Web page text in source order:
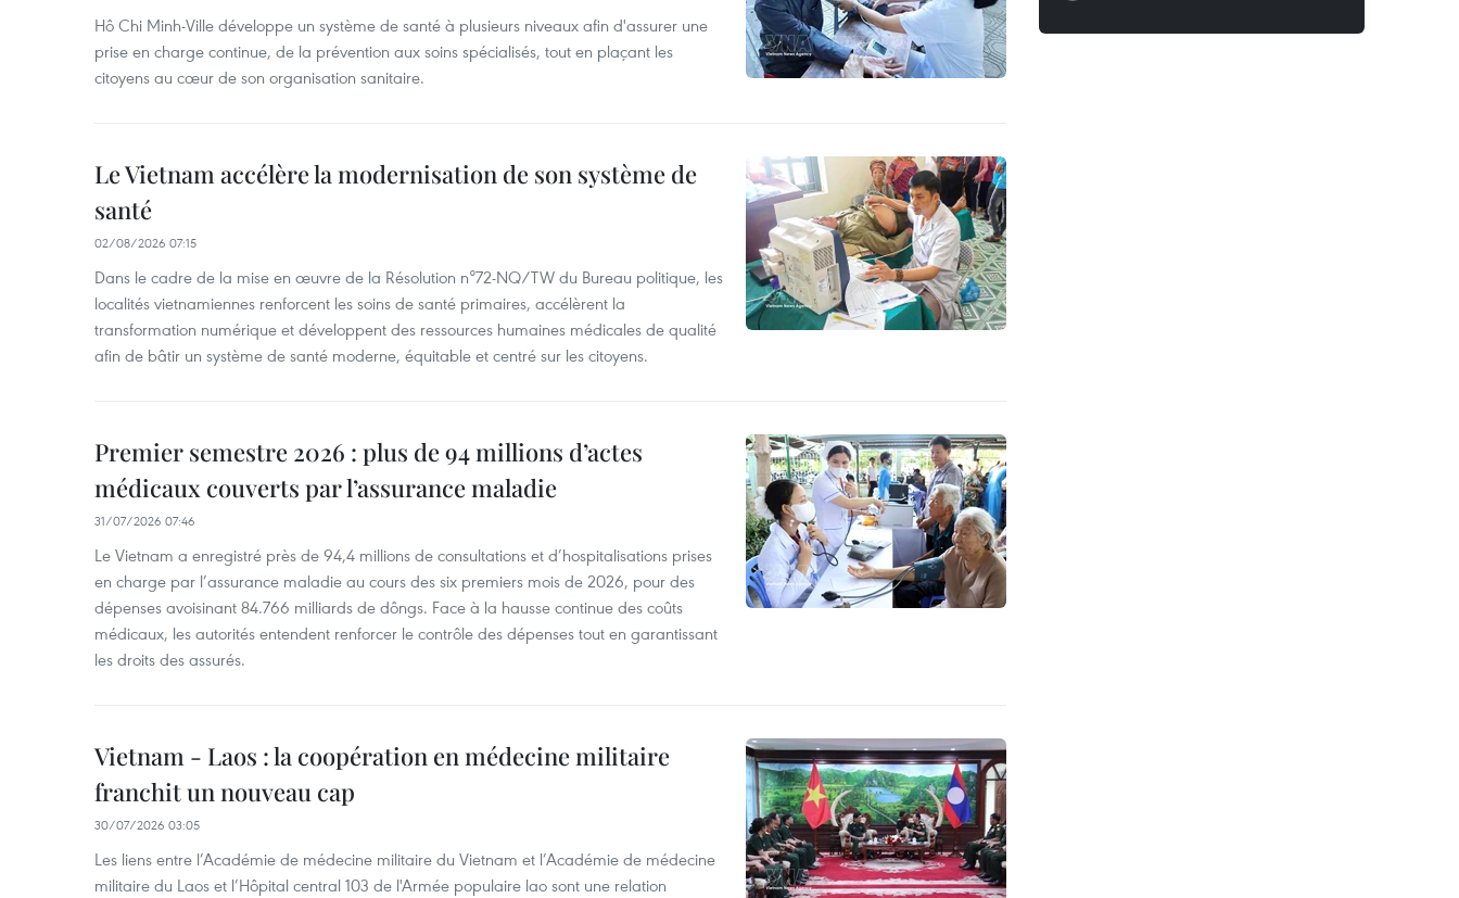
Hô Chi Minh-Ville développe un système de santé à plusieurs niveaux afin d'assurer une
prise en charge continue, de la prévention aux soins spécialisés, tout en plaçant les
citoyens au cœur de son organisation sanitaire.
Le Vietnam accélère la modernisation de son système de
santé
02/08/2026 07:15
Dans le cadre de la mise en œuvre de la Résolution n°72-NQ/TW du Bureau politique, les
localités vietnamiennes renforcent les soins de santé primaires, accélèrent la
transformation numérique et développent des ressources humaines médicales de qualité
afin de bâtir un système de santé moderne, équitable et centré sur les citoyens.
Premier semestre 2026 : plus de 94 millions d’actes
médicaux couverts par l’assurance maladie
31/07/2026 07:46
Le Vietnam a enregistré près de 94,4 millions de consultations et d’hospitalisations prises
en charge par l’assurance maladie au cours des six premiers mois de 2026, pour des
dépenses avoisinant 84.766 milliards de dôngs. Face à la hausse continue des coûts
médicaux, les autorités entendent renforcer le contrôle des dépenses tout en garantissant
les droits des assurés.
Vietnam - Laos : la coopération en médecine militaire
franchit un nouveau cap
30/07/2026 03:05
Les liens entre l’Académie de médecine militaire du Vietnam et l’Académie de médecine
militaire du Laos et l’Hôpital central 103 de l'Armée populaire lao sont une relation